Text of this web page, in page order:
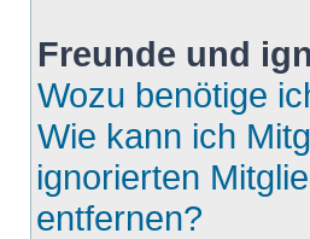
Freunde und
Wozu benötige
Wie kann ich
ignorierten
entfernen?